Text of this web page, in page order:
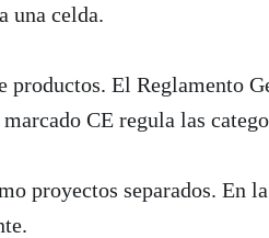
una celda.
El Reglamento
CE regula las
proyectos separados.